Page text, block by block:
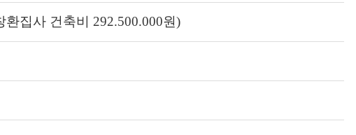
집사 건축비 292.500.000원)